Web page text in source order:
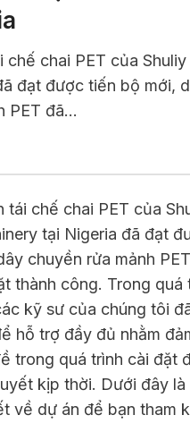
chế chai PET của
đạt được tiến bộ mới,
PET đã…
tái chế chai PET của
tại Nigeria đã đạt
chuyền rửa mảnh
thành công. Trong quá
kỹ sư của chúng tôi
hỗ trợ đầy đủ nhằm
trong quá trình cài đặt
kịp thời. Dưới đây là
về dự án để bạn tham